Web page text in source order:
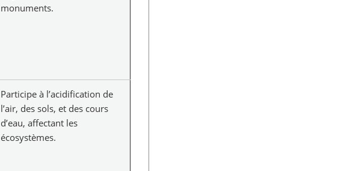
monuments.
Participe à l’acidification de
l’air, des sols, et des cours
d’eau, affectant les
écosystèmes.